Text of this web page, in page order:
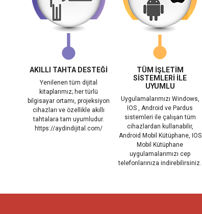
AKILLI TAHTA DESTEĞİ
Yenilenen tüm dijital
kitaplarımız; her türlü
bilgisayar ortamı, projeksiyon
cihazları ve özellikle akıllı
tahtalara tam uyumludur.
https://aydindijital.com/
TÜM İŞLETİM
SİSTEMLERİ İLE
UYUMLU
Uygulamalarımızı Windows,
IOS , Android ve Pardus
sistemleri ile çalışan tüm
cihazlardan kullanabilir,
Android Mobil Kütüphane, IOS
Mobil Kütüphane
uygulamalarımızı cep
telefonlarınıza indirebilirsiniz.